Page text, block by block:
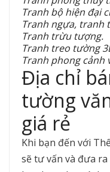
Tranh bộ hiện đại
Tranh ngựa, tranh
Tranh trừu tượng.
Tranh treo tường
Tranh phong cảnh
Địa chỉ
tường
giá rẻ
Khi bạn đến với
sẽ tư vấn và đưa